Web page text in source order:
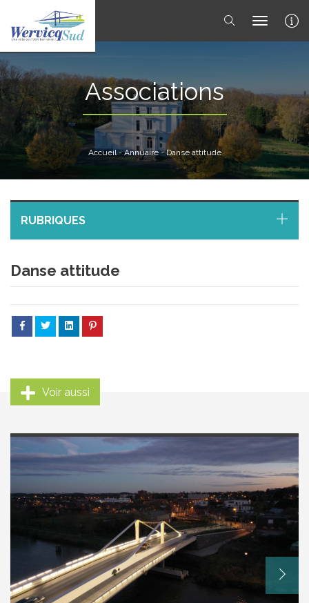
toggle
Associations
Accueil - Annuaire - Danse attitude
Danse attitude
RUBRIQUES
Voir aussi